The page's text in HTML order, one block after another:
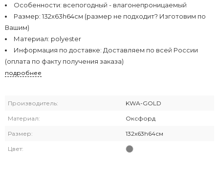
Особенности: всепогодный - влагонепроницаемый
Размер: 132х63h64см (размер не подходит? Изготовим по
Вашим)
Материал: polyester
Информация по доставке: Доставляем по всей России
(оплата по факту получения заказа)
подробнее
Производитель: KWA-GOLD
Материал: Оксфорд
Размер: 132х63h64см
Цвет: